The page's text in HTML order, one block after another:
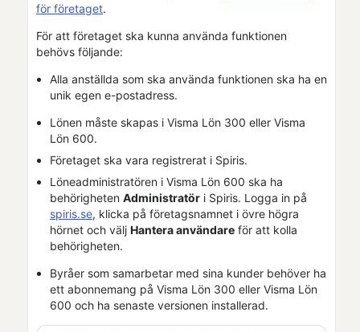
för företaget.
För att företaget ska kunna använda funktionen
behövs följande:
Alla anställda som ska använda funktionen ska ha en
unik egen e-postadress.
Lönen måste skapas i Visma Lön 300 eller Visma
Lön 600.
Företaget ska vara registrerat i Spiris.
Löneadministratören i Visma Lön 600 ska ha
behörigheten Administratör i Spiris. Logga in på
spiris.se, klicka på företagsnamnet i övre högra
hörnet och välj Hantera användare för att kolla
behörigheten.
Byråer som samarbetar med sina kunder behöver ha
ett abonnemang på Visma Lön 300 eller Visma Lön
600 och ha senaste versionen installerad.